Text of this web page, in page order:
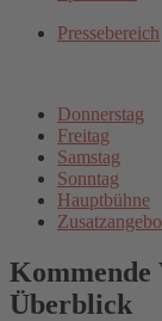
Pressebereich
Donnerstag
Freitag
Samstag
Sonntag
Hauptbühne
Kommende
Überblick